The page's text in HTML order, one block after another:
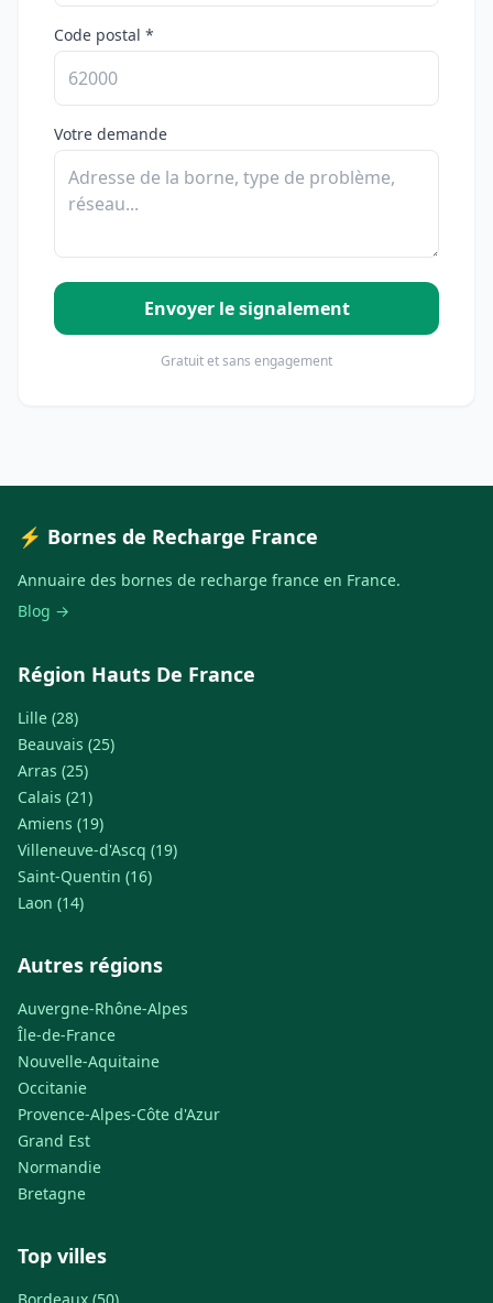
Code postal *
Votre demande
Envoyer le signalement
Gratuit et sans engagement
⚡ Bornes de Recharge France
Annuaire des bornes de recharge france en France.
Blog →
Région Hauts De France
Lille (28)
Beauvais (25)
Arras (25)
Calais (21)
Amiens (19)
Villeneuve-d'Ascq (19)
Saint-Quentin (16)
Laon (14)
Autres régions
Auvergne-Rhône-Alpes
Île-de-France
Nouvelle-Aquitaine
Occitanie
Provence-Alpes-Côte d'Azur
Grand Est
Normandie
Bretagne
Top villes